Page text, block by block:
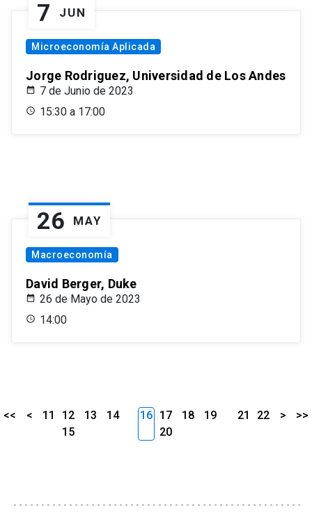
7 JUN
Microeconomía Aplicada
Jorge Rodriguez, Universidad de Los Andes
7 de Junio de 2023
15:30 a 17:00
26 MAY
Macroeconomía
David Berger, Duke
26 de Mayo de 2023
14:00
<< < 11 12 13
14
15
16 17 18
19
20
21 22 > >>